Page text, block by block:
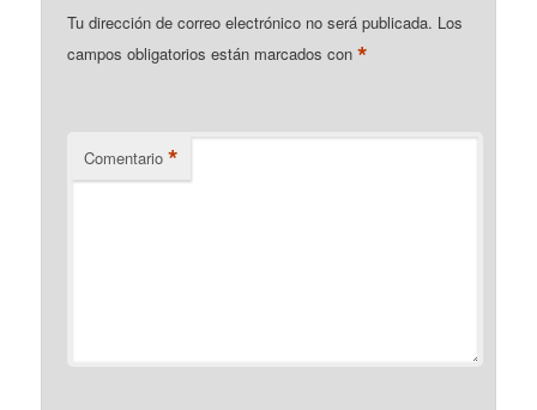
Tu dirección de correo electrónico no será publicada. Los
campos obligatorios están marcados con*
Comentario *